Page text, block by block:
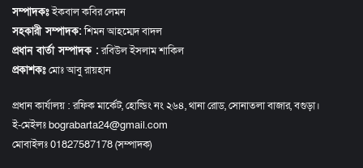
সম্পাদকঃইকবাল কবির লেমন
সহকারী সম্পাদক:শিমন আহম্মেদ বাদল
প্রধান বার্তা সম্পাদক :রবিউল ইসলাম শাকিল
প্রকাশকঃমোঃ আবু রায়হান
প্রধান কার্যালয় : রফিক মার্কেট, হোল্ডিং নং ২৬৪, থানা রোড, সোনাতলা বাজার, বগুড়া।
ই-মেইলঃ bograbarta24@gmail.com
মোবাইলঃ 01827587178 (সম্পাদক)